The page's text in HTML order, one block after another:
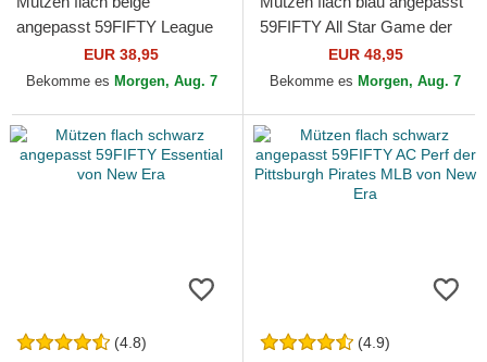
angepasst 59FIFTY League
Essential der New York
Yankees MLB von New Era
EUR 38,95
Bekomme es Morgen, Aug. 7
59FIFTY All Star Game der
Los Angeles Dodgers MLB
von New Era
EUR 48,95
Bekomme es Morgen, Aug. 7
(4.8) (4.9)